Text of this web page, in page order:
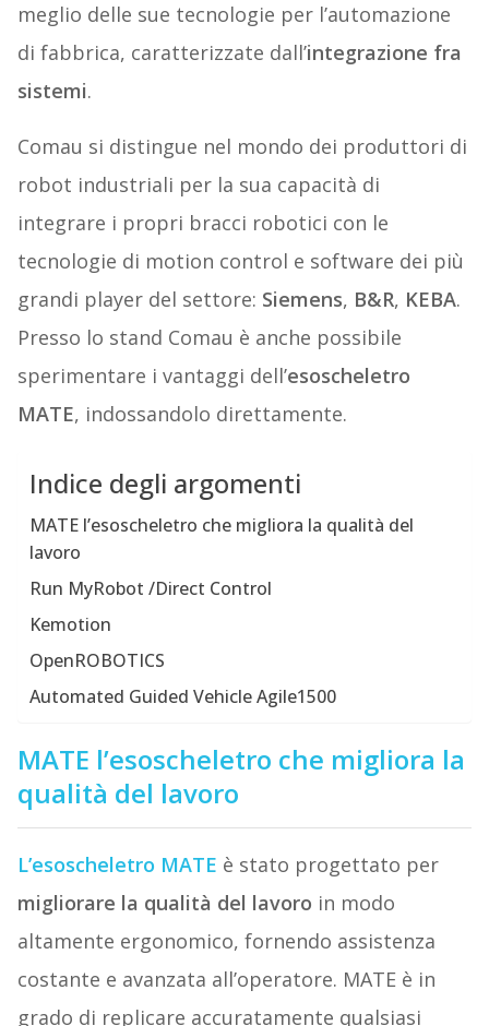
meglio delle sue tecnologie per l’automazione
di fabbrica, caratterizzate dall’integrazione fra
sistemi.
Comau si distingue nel mondo dei produttori di
robot industriali per la sua capacità di
integrare i propri bracci robotici con le
tecnologie di motion control e software dei più
grandi player del settore: Siemens, B&R, KEBA.
Presso lo stand Comau è anche possibile
sperimentare i vantaggi dell’esoscheletro
MATE, indossandolo direttamente.
Indice degli argomenti
MATE l’esoscheletro che migliora la qualità del
lavoro
Run MyRobot /Direct Control
Kemotion
OpenROBOTICS
Automated Guided Vehicle Agile1500
MATE l’esoscheletro che migliora la
qualità del lavoro
L’esoscheletro MATE è stato progettato per
migliorare la qualità del lavoro in modo
altamente ergonomico, fornendo assistenza
costante e avanzata all’operatore. MATE è in
grado di replicare accuratamente qualsiasi